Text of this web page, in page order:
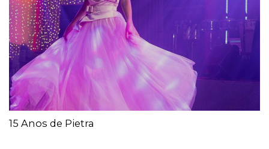
15 Anos de Pietra